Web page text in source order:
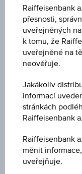
Poslední
10.08.2026
Změna (1D)
Zavírací kurz
25.668,030
Otevírací kurz
25.805,180
Raiffeisenbank
přesnosti,
uveřejněných
k tomu, že
uveřejněné na
neověřuje.
Jakákoliv
informací
stránkách
Raiffeisenbank
Raiffeisenbank
měnit
uveřejňuje.